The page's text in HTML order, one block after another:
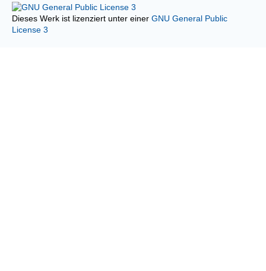
Dieses Werk ist lizenziert unter einer GNU General Public
License 3